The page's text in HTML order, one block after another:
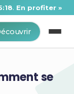
. En profiter »
se